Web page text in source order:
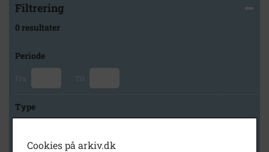
Filtrering
0 resultater
Periode
Fra Til
Type
Cookies på arkiv.dk